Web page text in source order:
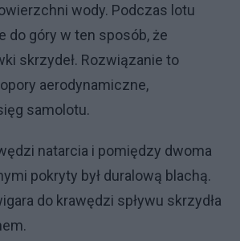
wody. Podczas lotu
do góry w ten sposób, że
skrzydeł. Rozwiązanie to
aerodynamiczne,
samolotu.
natarcia i pomiędzy dwoma
pokryty był duralową blachą.
do krawędzi spływu skrzydła